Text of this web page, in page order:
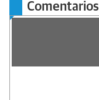
Comentarios